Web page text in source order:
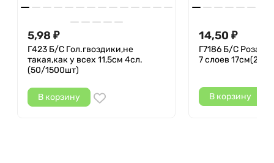
5,98 ₽
Г423 Б/С Гол.гвоздики,не
такая,как у всех 11,5см 4сл.
(50/1500шт)
В корзину
14,50 ₽
Г7186 Б/С
7 слоев
В корзину